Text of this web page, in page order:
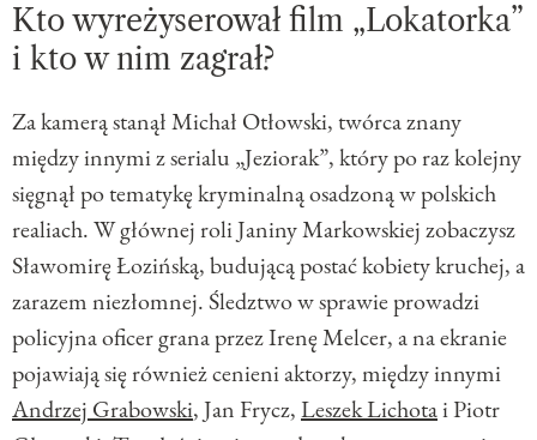
Kto wyreżyserował film „Lokatorka”
i kto w nim zagrał?
Za kamerą stanął Michał Otłowski, twórca znany
między innymi z serialu „Jeziorak”, który po raz kolejny
sięgnął po tematykę kryminalną osadzoną w polskich
realiach. W głównej roli Janiny Markowskiej zobaczysz
Sławomirę Łozińską, budującą postać kobiety kruchej, a
zarazem niezłomnej. Śledztwo w sprawie prowadzi
policyjna oficer grana przez Irenę Melcer, a na ekranie
pojawiają się również cenieni aktorzy, między innymi
Andrzej Grabowski, Jan Frycz,Leszek Lichotai Piotr